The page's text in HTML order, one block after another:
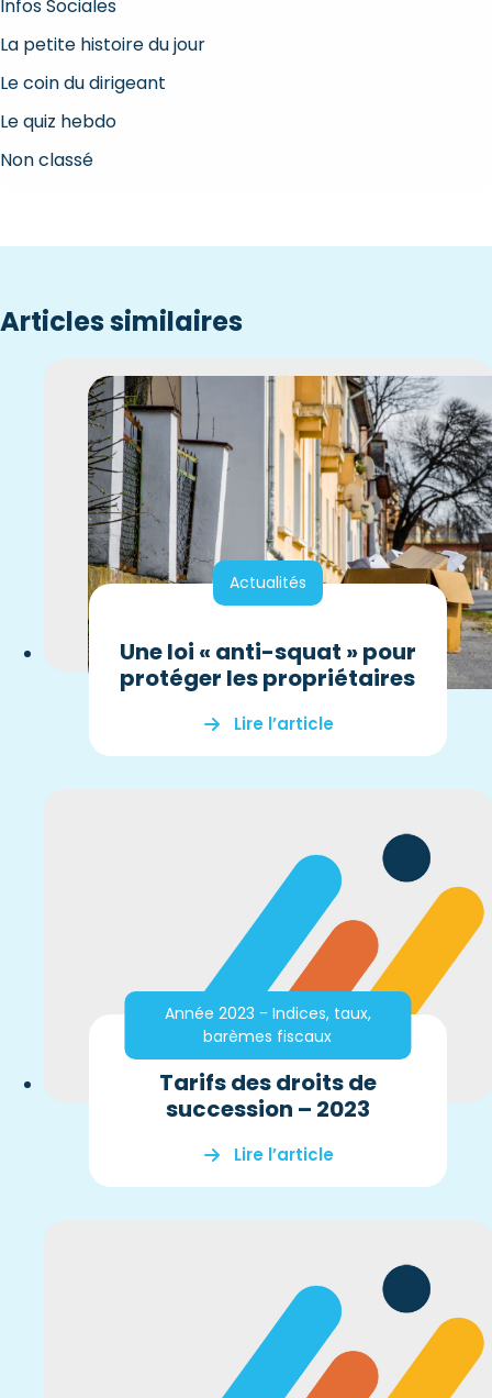
Infos Sociales
La petite histoire du jour
Le coin du dirigeant
Le quiz hebdo
Non classé
Articles similaires
Actualités
Une loi « anti-squat » pour
protéger les propriétaires
Lire l’article
Année 2023 - Indices, taux,
barèmes fiscaux
Tarifs des droits de
succession – 2023
Lire l’article